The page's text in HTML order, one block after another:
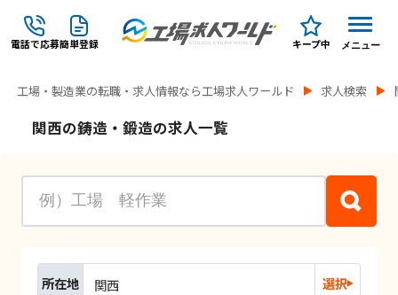
電話で応募簡単登録 キープ中 メニュー
工場・製造業の転職・求人情報なら工場求人ワールド 求人検索
関西の鋳造・鍛造の求人一覧
所在地 関西 選択